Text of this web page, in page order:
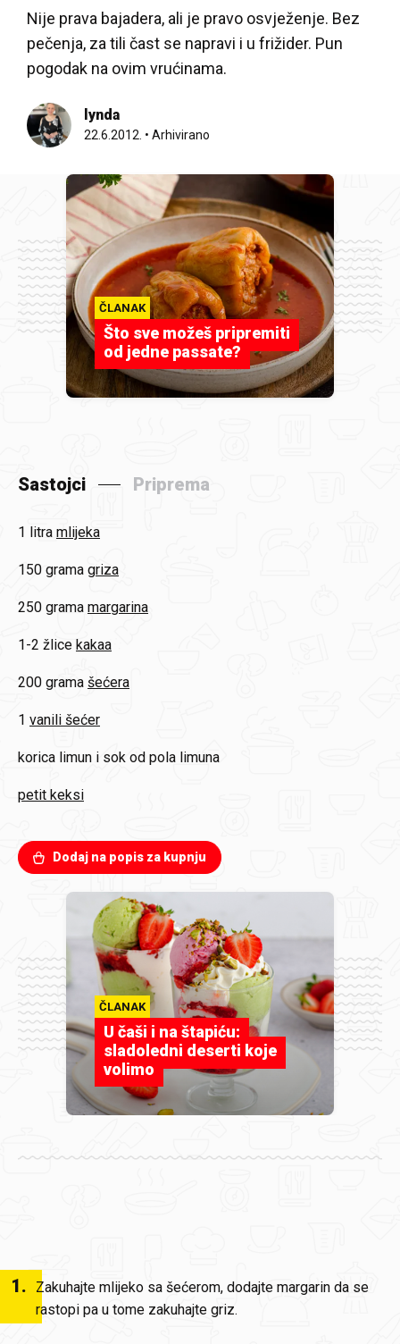
Nije prava bajadera, ali je pravo osvježenje. Bez
pečenja, za tili čast se napravi i u frižider. Pun
pogodak na ovim vrućinama.
lynda
22.6.2012. • Arhivirano
ČLANAK
Što sve možeš pripremiti
od jedne passate?
Sastojci Priprema
1 litra mlijeka
150 grama griza
250 grama margarina
1-2 žlice kakaa
200 grama šećera
1 vanili šećer
korica limun i sok od pola limuna
petit keksi
Dodaj na popis za kupnju
ČLANAK
U čaši i na štapiću:
sladoledni deserti koje
volimo
1.
Zakuhajte mlijeko sa šećerom, dodajte margarin da se
rastopi pa u tome zakuhajte griz.